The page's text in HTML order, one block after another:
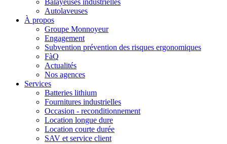
Balayeuses industrielles
Autolaveuses
À propos
Groupe Monnoyeur
Engagement
Subvention prévention des risques ergonomiques
FàQ
Actualités
Nos agences
Services
Batteries lithium
Fournitures industrielles
Occasion - reconditionnement
Location longue dure
Location courte durée
SAV et service client